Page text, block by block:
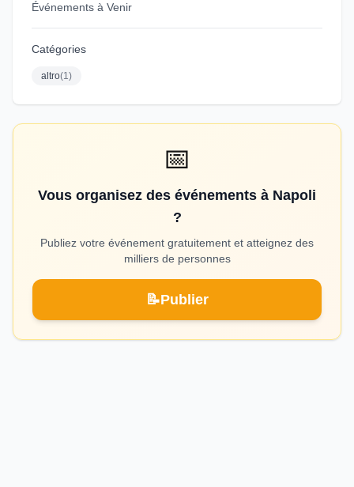
Événements à Venir
Catégories
altro(1)
📅
Vous organisez des événements à Napoli
?
Publiez votre événement gratuitement et atteignez des
milliers de personnes
📝Publier